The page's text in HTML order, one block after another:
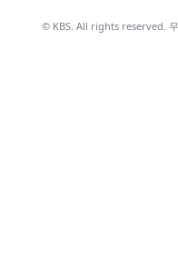
© KBS. All rights reserved.